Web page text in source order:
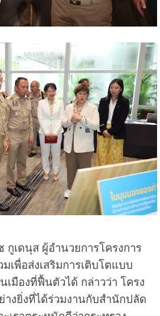
นุส ผู้อำนวยการโครงการ
เพื่อส่งเสริมการเติบโตแบบ
เมืองที่ฟื้นตัวได้ กล่าวว่า โครง
างยิ่งที่ได้ร่วมงานกับสำนักปลัด